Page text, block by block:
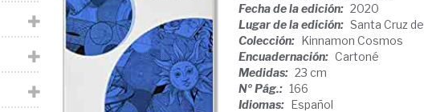
Fecha de la edición: 2020
Lugar de la edición: Santa Cruz
Colección: Kinnamon Cosmos
Encuadernación: Cartoné
Medidas: 23 cm
Nº Pág.: 166
Idiomas: Español